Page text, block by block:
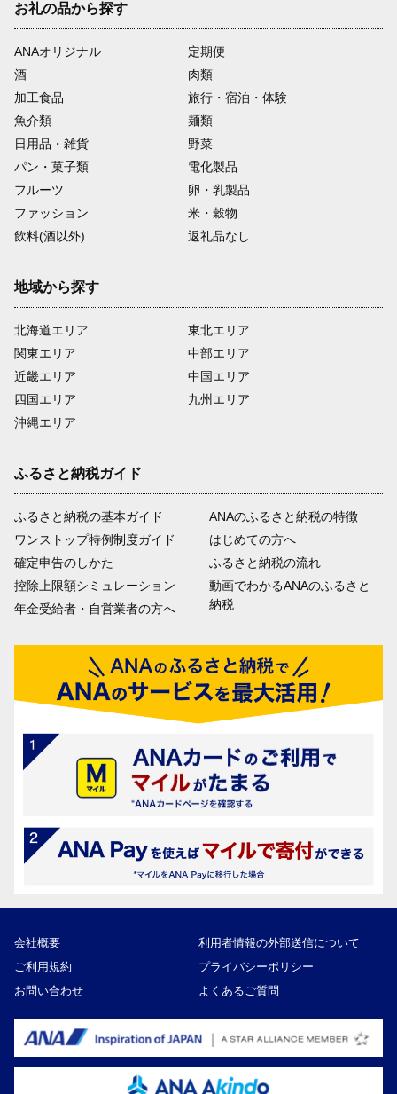
お礼の品から探す
ANAオリジナル
定期便
酒
肉類
加工食品
旅行・宿泊・体験
魚介類
麺類
日用品・雑貨
野菜
パン・菓子類
電化製品
フルーツ
卵・乳製品
ファッション
米・穀物
飲料(酒以外)
返礼品なし
地域から探す
北海道エリア
関東エリア
近畿エリア
四国エリア
沖縄エリア
東北エリア
中部エリア
中国エリア
九州エリア
ふるさと納税ガイド
ふるさと納税の基本ガイド
ワンストップ特例制度ガイド
確定申告のしかた
控除上限額シミュレーション
年金受給者・自営業者の方へ
ANAのふるさと納税の特徴
はじめての方へ
ふるさと納税の流れ
動画でわかるANAのふるさと
納税
会社概要
利用者情報の外部送信について
ご利用規約
プライバシーポリシー
お問い合わせ
よくあるご質問